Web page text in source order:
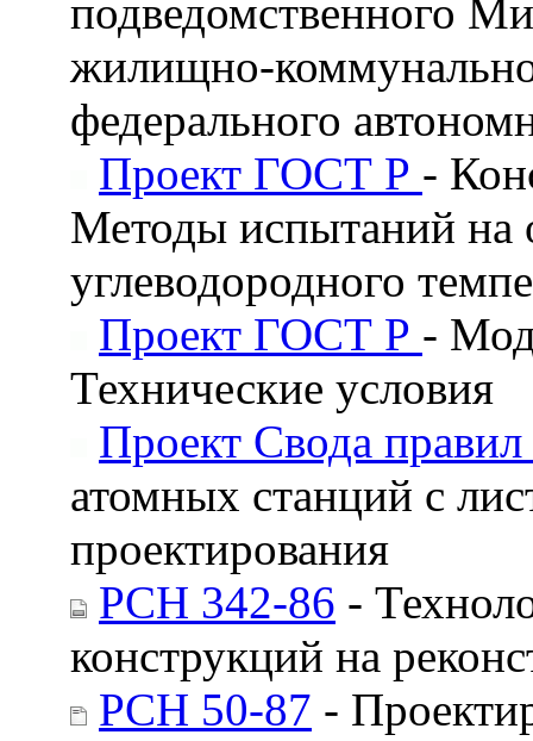
подведомственного
жилищно-
федерального
Проект ГОСТ Р -
Методы испытаний на
углеводородного
Проект ГОСТ Р -
Технические условия
Проект Свода правил
атомных станций с
проектирования
РСН 342-86 -
конструкций на
РСН 50-87 -